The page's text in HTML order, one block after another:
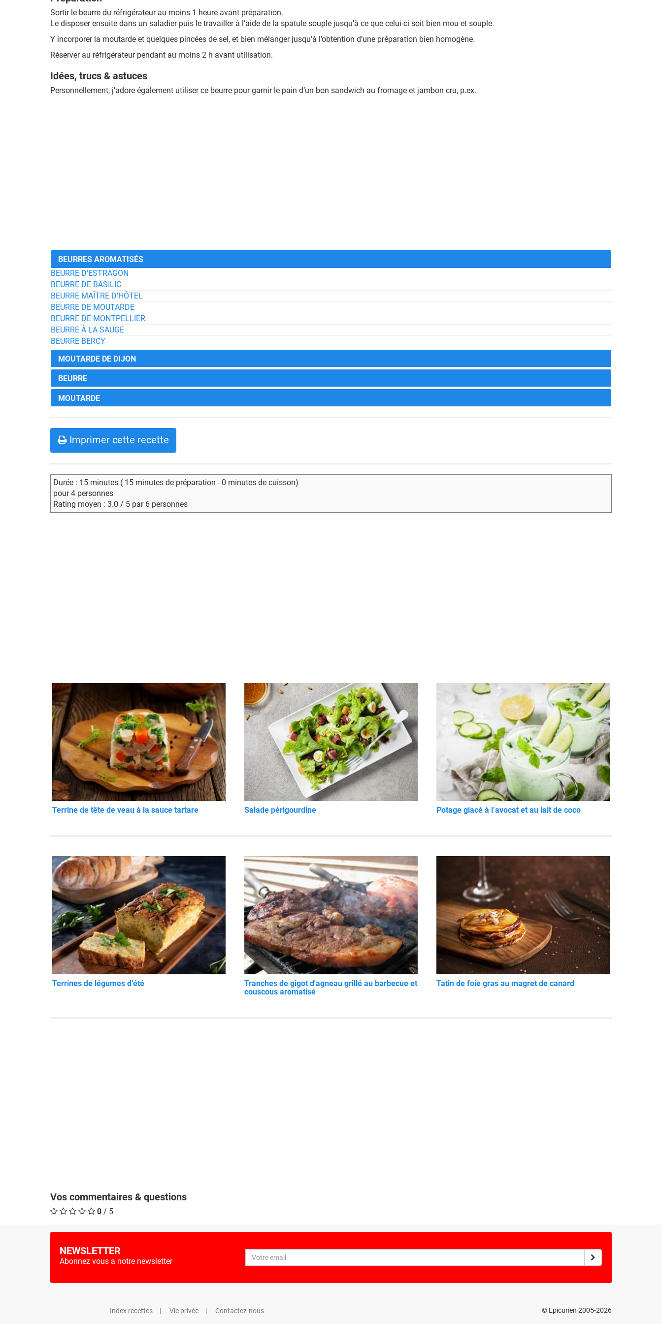
Sortir le beurre du réfrigérateur au moins 1 heure avant préparation.
Le disposer ensuite dans un saladier puis le travailler à l’aide de la spatule souple jusqu’à ce que celui-ci soit bien mou et souple.
Y incorporer la moutarde et quelques pincées de sel, et bien mélanger jusqu’à l’obtention d’une préparation bien homogène.
Réserver au réfrigérateur pendant au moins 2 h avant utilisation.
Idées, trucs & astuces
Personnellement, j’adore également utiliser ce beurre pour garnir le pain d’un bon sandwich au fromage et jambon cru, p.ex.
BEURRES AROMATISÉS
BEURRE D’ESTRAGON
BEURRE DE BASILIC
BEURRE MAÎTRE D’HÔTEL
BEURRE DE MOUTARDE
BEURRE DE MONTPELLIER
BEURRE À LA SAUGE
BEURRE BERCY
MOUTARDE DE DIJON
BEURRE
MOUTARDE
Imprimer cette recette
Durée : 15 minutes ( 15 minutes de préparation - 0 minutes de cuisson)
pour 4 personnes
Rating moyen : 3.0 / 5 par 6 personnes
Terrine de tête de veau à la sauce tartare Salade périgourdine Potage glacé à l’avocat et au lait de coco
Terrines de légumes d’été
Tranches de gigot d'agneau grillé au barbecue et
couscous aromatisé
Tatin de foie gras au magret de canard
Vos commentaires & questions
0 / 5
NEWSLETTER
Abonnez vous a notre newsletter
Index recettes Vie privée Contactez-nous © Epicurien 2005-2026